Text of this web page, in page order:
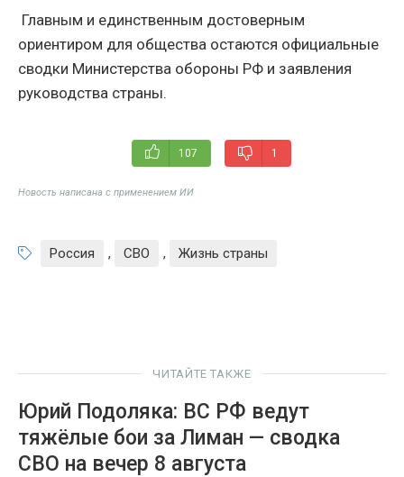
Главным и единственным достоверным
ориентиром для общества остаются официальные
сводки Министерства обороны РФ и заявления
руководства страны.
107 1
Новость написана с применением ИИ
Россия , СВО , Жизнь страны
ЧИТАЙТЕ ТАКЖЕ
Юрий Подоляка: ВС РФ ведут
тяжёлые бои за Лиман — сводка
СВО на вечер 8 августа